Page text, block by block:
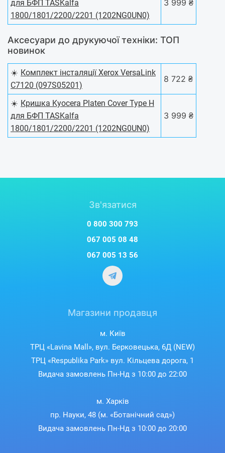
для БФП TASKalfa
1800/1801/2200/2201 (1202NG0UN0)
3 999 ₴
Аксесуари до друкуючої техніки: ТОП
новинок
☀️ Комплект інсталяції Xerox VersaLink
C7120 (097S05201)
8 722 ₴
☀️ Кришка Kyocera Platen Cover Type H
для БФП TASKalfa
1800/1801/2200/2201 (1202NG0UN0)
3 999 ₴
Зв'язатися
0 800 300 793
067 005 08 48
067 005 13 56
Магазини продавця
м. Київ
ТРЦ «Lavina Mall», вул. Берковецька, 6Д (NEW)
ТРЦ «Respublika Park» вул. Кільцева дорога, 1
Видача замовлень Пн-Нд з 10:00 до 22:00
м. Харків
пр. Науки, 48 (м. «Ботанічний сад»)
Видача замовлень Пн-Нд з 10:00 до 20:00